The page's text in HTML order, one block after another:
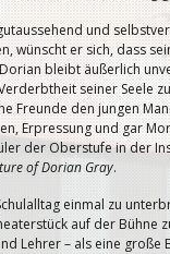
und
wünscht er sich, dass
bleibt äußerlich
seiner Seele
Freunde den jungen
Erpressung und gar
der Oberstufe in der
of Dorian Gray.
einmal zu
auf der Bühne
Lehrer – als eine große